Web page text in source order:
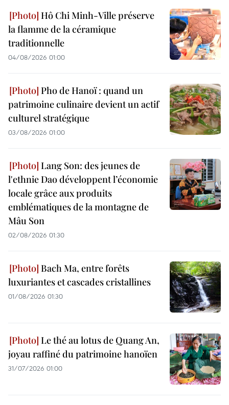
Hô Chi Minh-Ville préserve
la flamme de la céramique
traditionnelle
04/08/2026 01:00
Pho de Hanoï : quand un
patrimoine culinaire devient un actif
culturel stratégique
03/08/2026 01:00
Lang Son: des jeunes de
l'ethnie Dao développent l’économie
locale grâce aux produits
emblématiques de la montagne de
Mâu Son
02/08/2026 01:30
Bach Ma, entre forêts
luxuriantes et cascades cristallines
01/08/2026 01:30
Le thé au lotus de Quang An,
joyau raffiné du patrimoine hanoïen
31/07/2026 01:00